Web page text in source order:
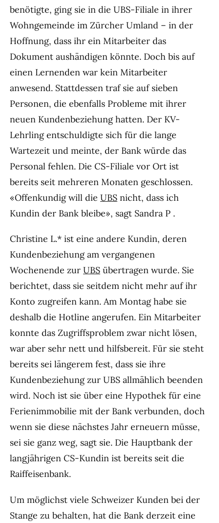
benötigte, ging sie in die UBS-Filiale in ihrer
Wohngemeinde im Zürcher Umland – in der
Hoffnung, dass ihr ein Mitarbeiter das
Dokument aushändigen könnte. Doch bis auf
einen Lernenden war kein Mitarbeiter
anwesend. Stattdessen traf sie auf sieben
Personen, die ebenfalls Probleme mit ihrer
neuen Kundenbeziehung hatten. Der KV-
Lehrling entschuldigte sich für die lange
Wartezeit und meinte, der Bank würde das
Personal fehlen. Die CS-Filiale vor Ort ist
bereits seit mehreren Monaten geschlossen.
«Offenkundig will die UBS nicht, dass ich
Kundin der Bank bleibe», sagt Sandra P .
Christine L.* ist eine andere Kundin, deren
Kundenbeziehung am vergangenen
Wochenende zur UBS übertragen wurde. Sie
berichtet, dass sie seitdem nicht mehr auf ihr
Konto zugreifen kann. Am Montag habe sie
deshalb die Hotline angerufen. Ein Mitarbeiter
konnte das Zugriffsproblem zwar nicht lösen,
war aber sehr nett und hilfsbereit. Für sie steht
bereits sei längerem fest, dass sie ihre
Kundenbeziehung zur UBS allmählich beenden
wird. Noch ist sie über eine Hypothek für eine
Ferienimmobilie mit der Bank verbunden, doch
wenn sie diese nächstes Jahr erneuern müsse,
sei sie ganz weg, sagt sie. Die Hauptbank der
langjährigen CS-Kundin ist bereits seit die
Raiffeisenbank.
Um möglichst viele Schweizer Kunden bei der
Stange zu behalten, hat die Bank derzeit eine